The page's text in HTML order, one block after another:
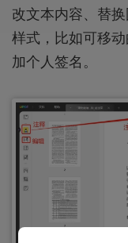
改文本内容、替
样式，比如可移
加个人签名。